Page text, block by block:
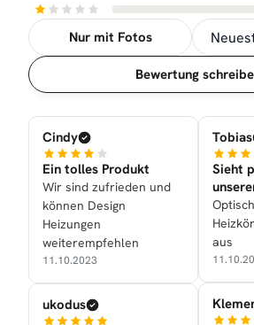
Nur mit Fotos
Sortierung
Bewertung
Cindy
Ein tolles Produkt
Wir sind zufrieden und
können Design
Heizungen
weiterempfehlen
11.10.2023
ukodus
Tobias
Sieht
aus